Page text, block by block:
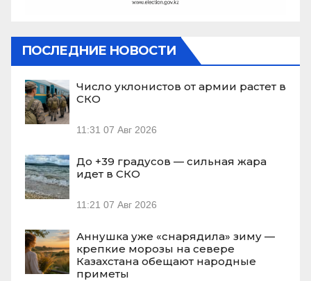
ПОСЛЕДНИЕ НОВОСТИ
Число уклонистов от армии растет в
СКО
11:31 07 Авг 2026
До +39 градусов — сильная жара
идет в СКО
11:21 07 Авг 2026
Аннушка уже «снарядила» зиму —
крепкие морозы на севере
Казахстана обещают народные
приметы